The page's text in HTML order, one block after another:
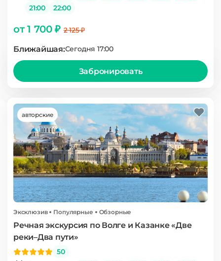
21:00
22:00
от 1 700 ₽2 125 ₽
Ближайшая:Сегодня 17:00
Забронировать
авторские
Эксклюзив Популярные Обзорные
Речная экскурсия по Волге и Казанке «Две
реки–Два пути»
50